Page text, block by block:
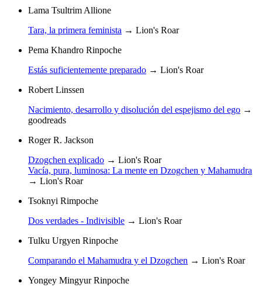
Lama Tsultrim Allione
Tara, la primera feminista → Lion's Roar
Pema Khandro Rinpoche
Estás suficientemente preparado → Lion's Roar
Robert Linssen
Nacimiento, desarrollo y disolución del espejismo del ego →
goodreads
Roger R. Jackson
Dzogchen explicado → Lion's Roar
Vacía, pura, luminosa: La mente en Dzogchen y Mahamudra
→ Lion's Roar
Tsoknyi Rimpoche
Dos verdades - Indivisible → Lion's Roar
Tulku Urgyen Rinpoche
Comparando el Mahamudra y el Dzogchen → Lion's Roar
Yongey Mingyur Rinpoche